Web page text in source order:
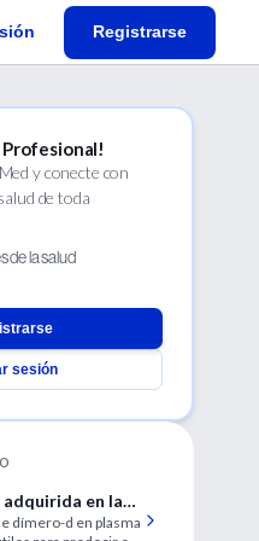
Registrarse
Profesional!
y conecte con
de toda
de la salud
sesión
adquirida en la
y predicción de
dímero-d en plasma